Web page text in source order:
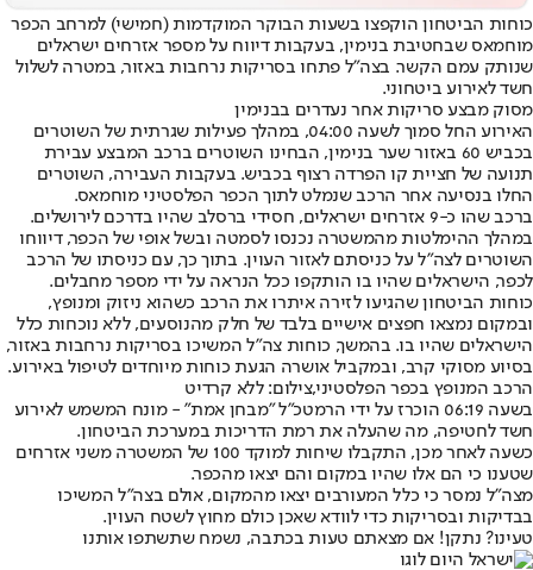
כוחות הביטחון הוקפצו בשעות הבוקר המוקדמות (חמישי) למרחב הכפר
מוחמאס שבחטיבת בנימין, בעקבות דיווח על מספר אזרחים ישראלים
שנותק עמם הקשר. בצה"ל פתחו בסריקות נרחבות באזור, במטרה לשלול
חשד לאירוע ביטחוני.
מסוק מבצע סריקות אחר נעדרים בבנימין
האירוע החל סמוך לשעה 04:00, במהלך פעילות שגרתית של השוטרים
בכביש 60 באזור שער בנימין, הבחינו השוטרים ברכב המבצע עבירת
תנועה של חציית קו הפרדה רצוף בכביש. בעקבות העבירה, השוטרים
החלו בנסיעה אחר הרכב שנמלט לתוך הכפר הפלסטיני מוחמאס.
ברכב שהו כ-9 אזרחים ישראלים, חסידי ברסלב שהיו בדרכם לירושלים.
במהלך ההימלטות מהמשטרה נכנסו לסמטה ובשל אופי של הכפר, דיווחו
השוטרים לצה"ל על כניסתם לאזור העוין. בתוך כך, עם כניסתו של הרכב
לכפר, הישראלים שהיו בו הותקפו ככל הנראה על ידי מספר מחבלים.
כוחות הביטחון שהגיעו לזירה איתרו את הרכב כשהוא ניזוק ומנופץ,
ובמקום נמצאו חפצים אישיים בלבד של חלק מהנוסעים, ללא נוכחות כלל
הישראלים שהיו בו. בהמשך, כוחות צה"ל המשיכו בסריקות נרחבות באזור,
בסיוע מסוקי קרב, ובמקביל אושרה הגעת כוחות מיוחדים לטיפול באירוע.
הרכב המנופץ בכפר הפלסטיני,צילום: ללא קרדיט
בשעה 06:19 הוכרז על ידי הרמטכ"ל "מבחן אמת" - מונח המשמש לאירוע
חשד לחטיפה, מה שהעלה את רמת הדריכות במערכת הביטחון.
כשעה לאחר מכן, התקבלו שיחות למוקד 100 של המשטרה משני אזרחים
שטענו כי הם אלו שהיו במקום והם יצאו מהכפר.
מצה"ל נמסר כי כלל המעורבים יצאו מהמקום, אולם בצה"ל המשיכו
בבדיקות ובסריקות כדי לוודא שאכן כולם מחוץ לשטח העוין.
טעינו? נתקן! אם מצאתם טעות בכתבה, נשמח שתשתפו אותנו